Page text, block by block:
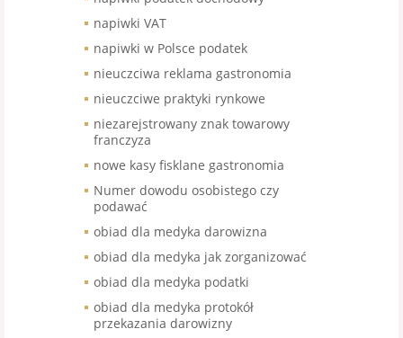
napiwki VAT
napiwki w Polsce podatek
nieuczciwa reklama gastronomia
nieuczciwe praktyki rynkowe
niezarejstrowany znak towarowy
franczyza
nowe kasy fisklane gastronomia
Numer dowodu osobistego czy
podawać
obiad dla medyka darowizna
obiad dla medyka jak zorganizować
obiad dla medyka podatki
obiad dla medyka protokół
przekazania darowizny